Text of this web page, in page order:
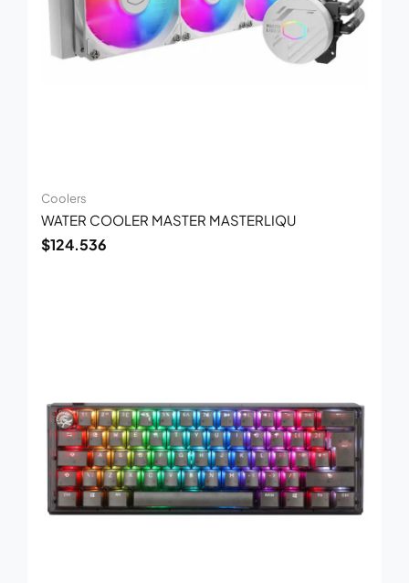
Coolers
WATER COOLER MASTER MASTERLIQU
$124.536